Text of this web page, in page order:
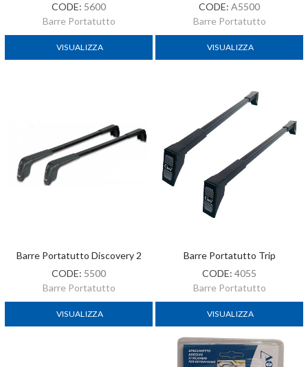
CODE: 5600
Barre Portatutto
VISUALIZZA
CODE: A5500
Barre Portatutto
VISUALIZZA
Barre Portatutto Discovery 2
CODE: 5500
Barre Portatutto
VISUALIZZA
Barre Portatutto Trip
CODE: 4055
Barre Portatutto
VISUALIZZA